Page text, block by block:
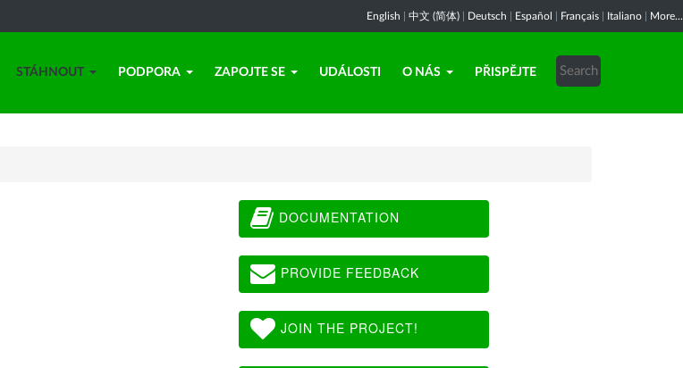
English 中文 (简体) Deutsch Español Français Italiano More...
STÁHNOUT PODPORA ZAPOJTE SE UDÁLOSTI O NÁS PŘISPĚJTE
DOCUMENTATION
PROVIDE FEEDBACK
JOIN THE PROJECT!